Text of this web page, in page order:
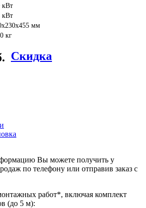
кВт
кВт
мм
кг
Скидка
Вы можете получить у
по телефону или отправив заказ с
работ*, включая комплект
(до 5 м):